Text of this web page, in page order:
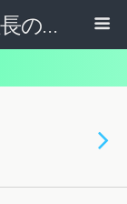
マニラと渋谷で働く社長のブログ